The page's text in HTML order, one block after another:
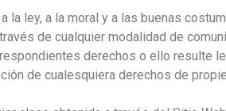
ley, a la moral y a las buenas
de cualquier modalidad de
derechos o ello resulte
de cualesquiera derechos de